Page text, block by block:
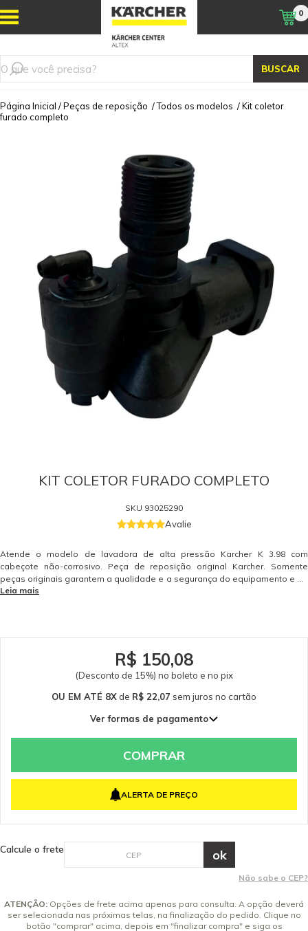
BUSCAR
0
Página Inicial /Peças de reposição /Todos os modelos /Kit coletor
furado completo
KIT COLETOR FURADO COMPLETO
SKU 93025290
Avalie
Atende o modelo de lavadora de alta pressão Karcher K 3.98 com
cabeçote não-corrosivo. Peça de reposição original Karcher. Somente
peças originais garantem a qualidade e a segurança do equipamento e do
operador. Caso tenha dúvidas consulte-nos: (19) 99768-0711.
Leia mais
R$ 150,08
(Desconto de 15%) no boleto e no pix
OU EM ATÉ 8X de R$ 22,07 sem juros no cartão
Ver formas de pagamento
2x de R$ 88,28 sem juros
5x de R$ 35,31 sem juros
8x de R$ 22,07 sem juros
COMPRAR
ALERTA DE PREÇO
Calcule o frete
Não sabe o CEP?
ATENÇÃO: Opções de frete acima apenas para consulta. A opção deverá
ser selecionada nas próximas telas, na finalização do pedido. Clique no
botão "comprar" acima, depois em "finalizar compra" e siga os